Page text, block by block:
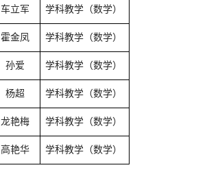
车立军 学科教学（数学）
霍金凤 学科教学（数学）
孙爱 学科教学（数学）
杨超 学科教学（数学）
龙艳梅 学科教学（数学）
高艳华 学科教学（数学）